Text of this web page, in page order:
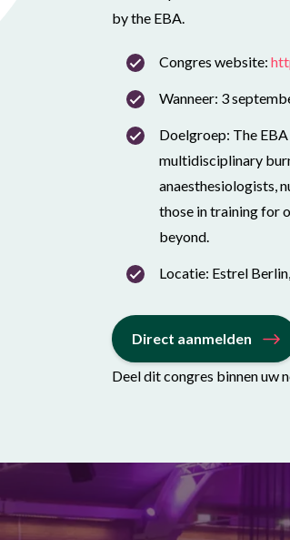
by the EBA.
Congres website:
Wanneer: 3
Doelgroep: The
multidisciplinary
anaesthesiologists,
those in training for
beyond.
Locatie: Estrel
Direct aanmelden
Deel dit congres binnen uw